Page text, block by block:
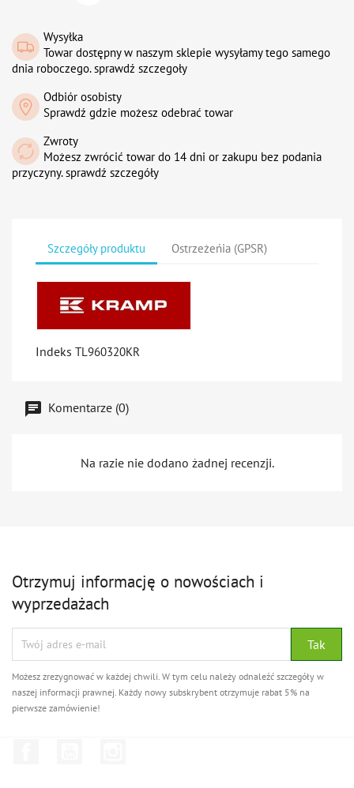
Wysyłka
Towar dostępny w naszym sklepie wysyłamy tego samego
dnia roboczego. sprawdź szczegoły
Odbiór osobisty
Sprawdź gdzie możesz odebrać towar
Zwroty
Możesz zwrócić towar do 14 dni or zakupu bez podania
przyczyny. sprawdź szczegóły
Szczegóły produktu Ostrzeżeńia (GPSR)
Indeks TL960320KR
Komentarze (0)
Na razie nie dodano żadnej recenzji.
Otrzymuj informację o nowościach i
wyprzedażach
Możesz zrezygnować w każdej chwili. W tym celu należy odnaleźć szczegóły w
naszej informacji prawnej. Każdy nowy subskrybent otrzymuje rabat 5% na
pierwsze zamówienie!